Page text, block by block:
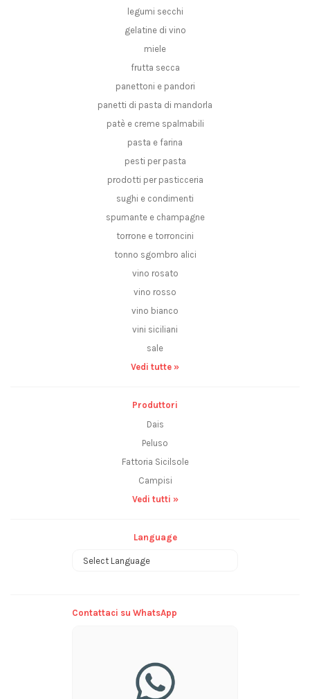
legumi secchi
gelatine di vino
miele
frutta secca
panettoni e pandori
panetti di pasta di mandorla
patè e creme spalmabili
pasta e farina
pesti per pasta
prodotti per pasticceria
sughi e condimenti
spumante e champagne
torrone e torroncini
tonno sgombro alici
vino rosato
vino rosso
vino bianco
vini siciliani
sale
Vedi tutte »
Produttori
Dais
Peluso
Fattoria Sicilsole
Campisi
Vedi tutti »
Language
Contattaci su WhatsApp